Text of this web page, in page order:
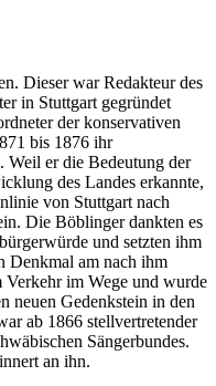
Dieser war Redakteur des
in Stuttgart gegründet
der konservativen
bis 1876 ihr
Weil er die Bedeutung der
des Landes erkannte,
von Stuttgart nach
Die Böblinger dankten es
und setzten ihm
Denkmal am nach ihm
Verkehr im Wege und wurde
neuen Gedenkstein in den
ab 1866 stellvertretender
Sängerbundes.
an ihn.